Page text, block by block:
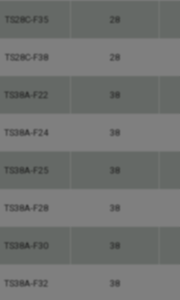
TS28C-F35 28
TS28C-F38 28
TS38A-F22 38
TS38A-F24 38
TS38A-F25 38
TS38A-F28 38
TS38A-F30 38
TS38A-F32 38